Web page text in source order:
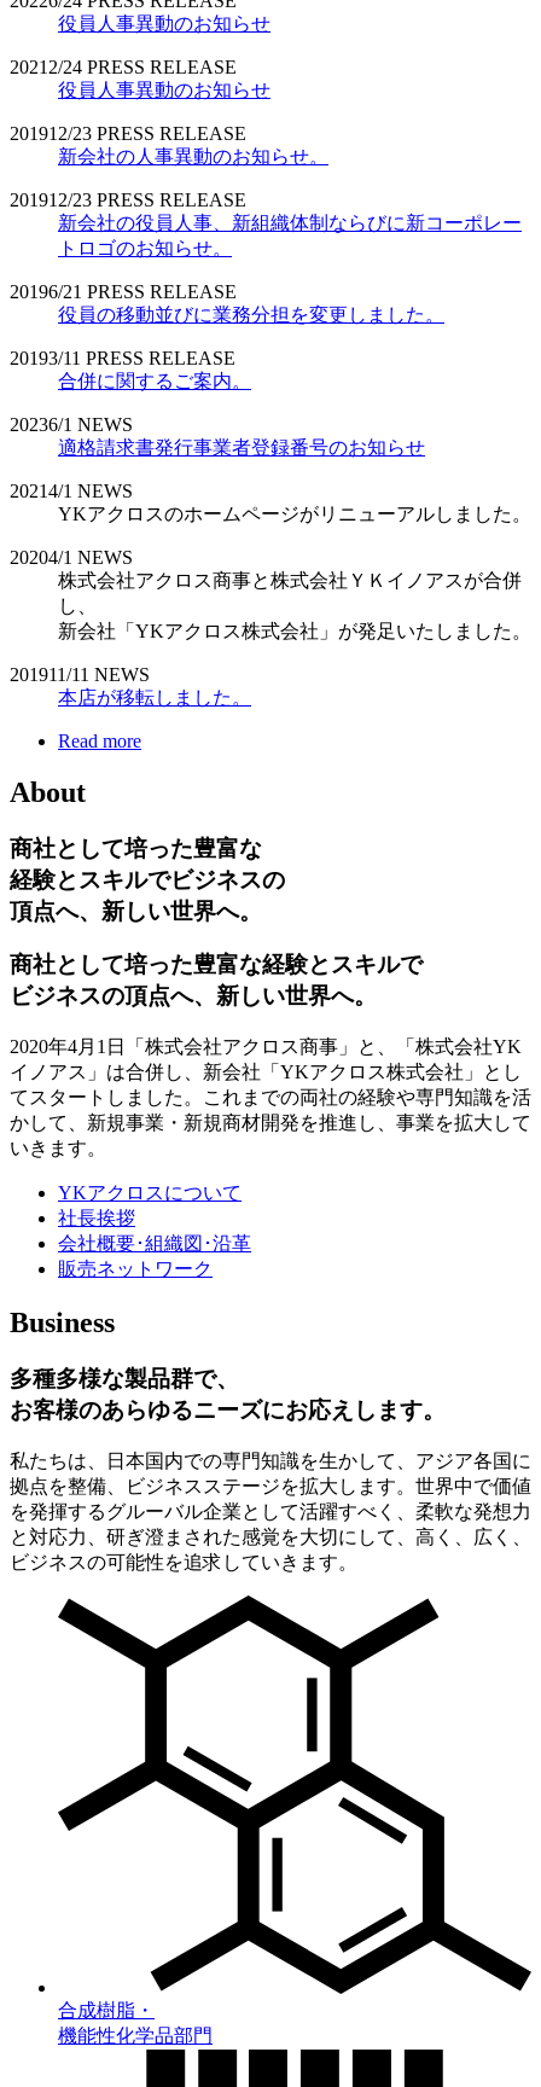
役員人事異動のお知らせ
2021 2/24 PRESS RELEASE
役員人事異動のお知らせ
201912/23 PRESS RELEASE
新会社の人事異動のお知らせ。
201912/23 PRESS RELEASE
新会社の役員人事、新組織体制ならびに新コーポレー
トロゴのお知らせ。
20196/21 PRESS RELEASE
役員の移動並びに業務分担を変更しました。
20193/11 PRESS RELEASE
合併に関するご案内。
20236/1 NEWS
適格請求書発行事業者登録番号のお知らせ
20214/1 NEWS
YKアクロスのホームページがリニューアルしました。
20204/1 NEWS
株式会社アクロス商事と株式会社ＹＫイノアスが合併
し、
新会社「YKアクロス株式会社」が発足いたしました。
201911/11 NEWS
本店が移転しました。
Read more
About
商社として培った豊富な
経験とスキルでビジネスの
頂点へ、新しい世界へ。
商社として培った豊富な経験とスキルで
ビジネスの頂点へ、新しい世界へ。
2020年4月1日「株式会社アクロス商事」と、「株式会社YK
イノアス」は合併し、新会社「YKアクロス株式会社」とし
てスタートしました。これまでの両社の経験や専門知識を活
かして、新規事業・新規商材開発を推進し、事業を拡大して
いきます。
YKアクロスについて
社長挨拶
会社概要･組織図･沿革
販売ネットワーク
Business
多種多様な製品群で、
お客様のあらゆるニーズにお応えします。
私たちは、日本国内での専門知識を生かして、アジア各国に
拠点を整備、ビジネスステージを拡大します。世界中で価値
を発揮するグルーバル企業として活躍すべく、柔軟な発想力
と対応力、研ぎ澄まされた感覚を大切にして、高く、広く、
ビジネスの可能性を追求していきます。
合成樹脂・
機能性化学品部門